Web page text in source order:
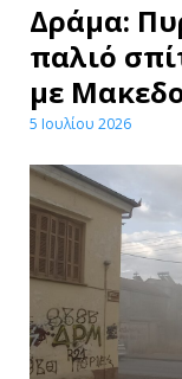
Δράμα:
παλιό
με
5 Ιουλίου 2026